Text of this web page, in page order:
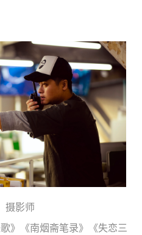
摄影师
》《南烟斋笔录》《失恋三